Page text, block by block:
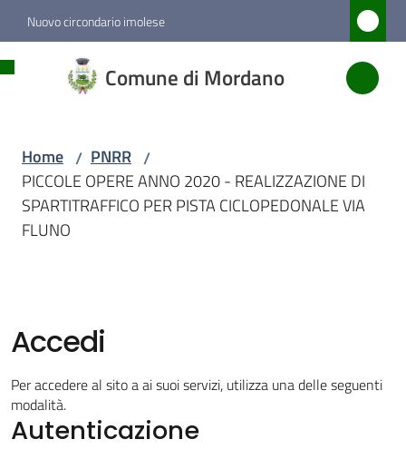
Vai al contenuto
Vai alla navigazione
Vai al footer
Nuovo circondario imolese
Comune di Mordano
di
Amministrazione
Vivere
Mordano
Home / PNRR /
PICCOLE OPERE ANNO 2020 - REALIZZAZIONE DI
SPARTITRAFFICO PER PISTA CICLOPEDONALE VIA
FLUNO
Accedi
Per accedere al sito a ai suoi servizi, utilizza una delle seguenti
modalità.
Autenticazione